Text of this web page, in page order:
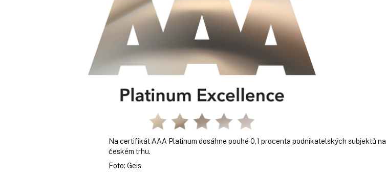
Na certifikát AAA Platinum dosáhne pouhé 0,1 procenta podnikatelských subjektů na
českém trhu.
Foto: Geis